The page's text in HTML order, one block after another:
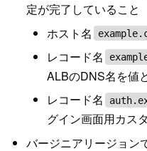
定が完了していること
ホスト名
レコード名
ALBのDNS名を値
レコード名
グイン画面用カス
バージニアリージョン